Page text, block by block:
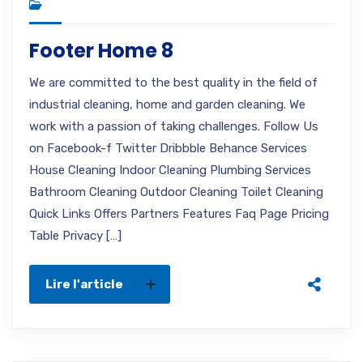
Footer Home 8
We are committed to the best quality in the field of
industrial cleaning, home and garden cleaning. We
work with a passion of taking challenges. Follow Us
on Facebook-f Twitter Dribbble Behance Services
House Cleaning Indoor Cleaning Plumbing Services
Bathroom Cleaning Outdoor Cleaning Toilet Cleaning
Quick Links Offers Partners Features Faq Page Pricing
Table Privacy […]
Lire l'article